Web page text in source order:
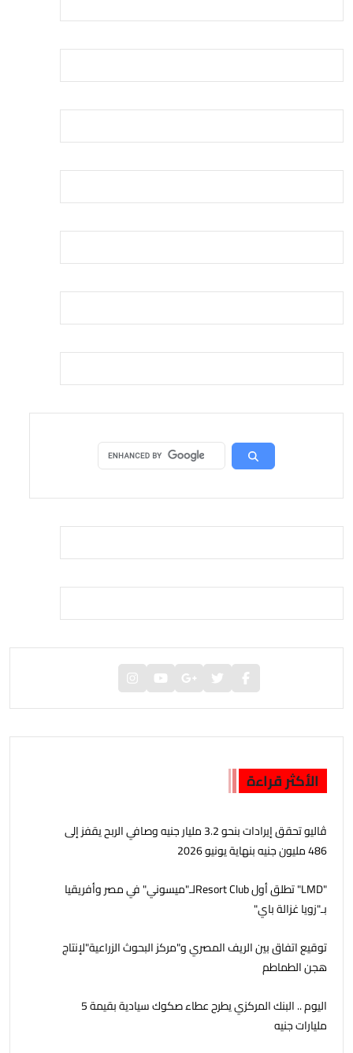
الأكثر قراءة
ڤاليو تحقق إيرادات بنحو 3.2 مليار جنيه وصافي الربح يقفز إلى
486 مليون جنيه بنهاية يونيو 2026
"LMD" تطلق أول Resort Clubلـ"ميسوني" في مصر وأفريقيا
بـ"زويا غزالة باي"
توقيع اتفاق بين الريف المصري و"مركز البحوث الزراعية"لإنتاج
هجن الطماطم
اليوم .. البنك المركزي يطرح عطاء صكوك سيادية بقيمة 5
مليارات جنيه